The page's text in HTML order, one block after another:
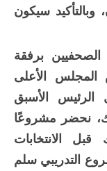
سيكون
برفقة
الأعلى
الأسبق
نحضر مشروعًا
الانتخابات
المشروع التدريبي سلم